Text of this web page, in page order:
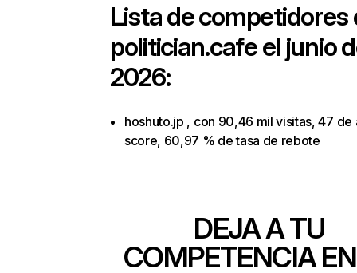
Lista de competidores
politician.cafeel junio
2026:
hoshuto.jp , con 90,46 mil visitas, 47 de
score, 60,97 % de tasa de rebote
DEJA A TU
COMPETENCIA